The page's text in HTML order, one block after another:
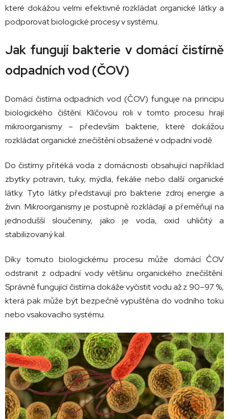
které dokážou velmi efektivněrozkládatorganickélátkya
podporovatbiologicképrocesyvsystému.
Jak fungují bakterie v domácíčistírně
odpadníchvod (ČOV)
Domácí čistírnaodpadníchvod (ČOV) fungujenaprincipu
biologického čištění.Klíčovou roliv tomtoprocesuhrají
mikroorganismy – především bakterie, které dokážou
rozkládatorganické znečištěníobsaženévodpadnívodě.
Dočistírny přitékávoda zdomácnosti obsahujícínapříklad
zbytky potravin,tuky, mýdla,fekálie nebodalšíorganické
látky. Tyto látky představují probakterie zdroj energie a
živin. Mikroorganismyje postupně rozkládají a přeměňují na
jednoduššísloučeniny, jako jevoda,oxid uhličitýa
stabilizovanýkal.
Díky tomuto biologickému procesu může domácí ČOV
odstranit zodpadní vody většinu organického znečištění.
Správněfungujícíčistírnadokáževyčistitvoduažz 90–97 %,
která pak může být bezpečněvypuštěnadovodního toku
nebovsakovacíhosystému.